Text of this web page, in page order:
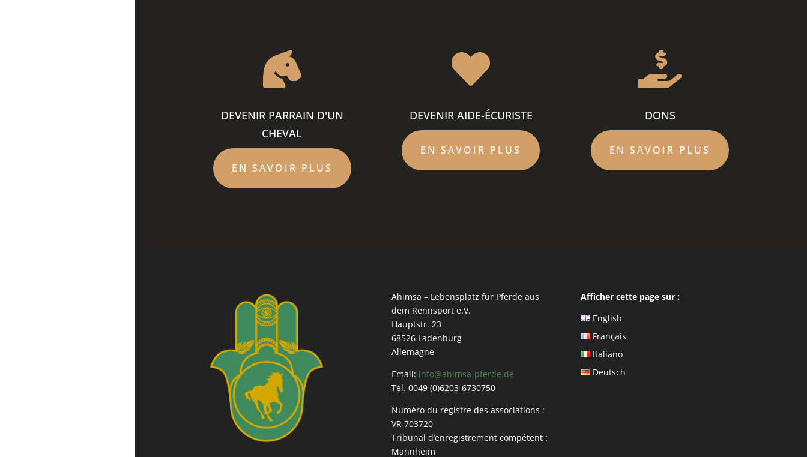

DEVENIR PARRAIN D'UN
CHEVAL
EN SAVOIR PLUS

DEVENIR AIDE-ÉCURISTE
EN SAVOIR PLUS

DONS
EN SAVOIR PLUS
Ahimsa – Lebensplatz für Pferde aus
dem Rennsport e.V.
Hauptstr. 23
68526 Ladenburg
Allemagne
Email: info@ahimsa-pferde.de
Tel. 0049 (0)6203-6730750
Numéro du registre des associations :
VR 703720
Tribunal d’enregistrement compétent :
Mannheim
Afficher cette page sur :
English
Français
Italiano
Deutsch